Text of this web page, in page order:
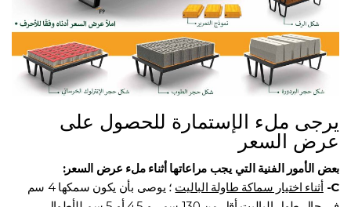
يرجى ملء الإستمارة للحصول على
عرض السعر
بعض الأمور الفنية التي يجب مراعاتها أثناء ملء عرض السعر:
C- أثناء اختيار سماكة طاولة الباليت
؛ يوصى بأن يكون سمكها 4 سم